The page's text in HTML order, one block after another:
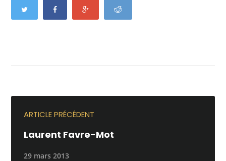
ARTICLE PRÉCÉDENT
Laurent Favre-Mot
29 mars 2013